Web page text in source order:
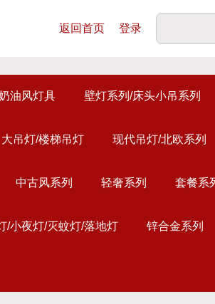
返回首页 登录
油风灯具 壁灯系列/床头小吊系列
大吊灯/楼梯吊灯 现代吊灯/北欧系列
中古风系列 轻奢系列 套餐系
/小夜灯/灭蚊灯/落地灯 锌合金系列